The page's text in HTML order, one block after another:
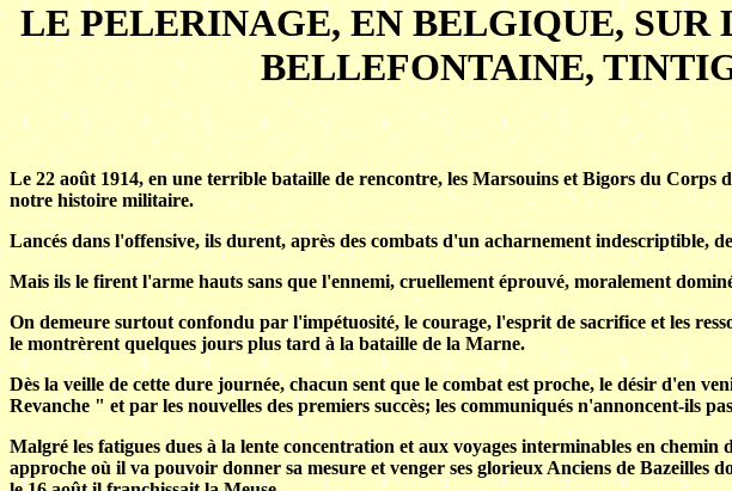
LE PELERINAGE, EN BELGIQUE, SUR
BELLEFONTAINE,
Le 22 août 1914, en une terrible bataille de rencontre, les Marsouins et Bigors du
notre histoire militaire.
Lancés dans l'offensive, ils durent, après des combats d'un acharnement indescriptible,
Mais ils le firent l'arme hauts sans que l'ennemi, cruellement éprouvé, moralement
On demeure surtout confondu par l'impétuosité, le courage, l'esprit de sacrifice et les
le montrèrent quelques jours plus tard à la bataille de la Marne.
Dès la veille de cette dure journée, chacun sent que le combat est proche, le désir d'en
Revanche " et par les nouvelles des premiers succès; les communiqués n'annoncent-ils
Malgré les fatigues dues à la lente concentration et aux voyages interminables en
approche où il va pouvoir donner sa mesure et venger ses glorieux Anciens de